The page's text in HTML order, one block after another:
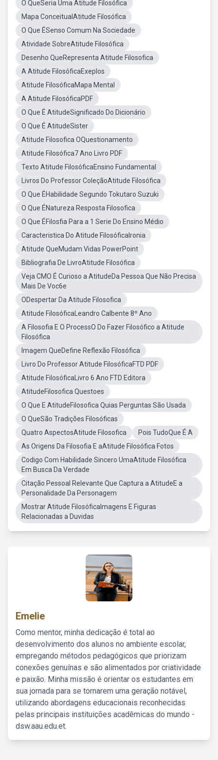
O QueSeria Uma Atitude Filosófica
Mapa ConceitualAtitude Filosófica
O Que ÉSenso Comum Na Sociedade
Atividade SobreAtitude Filosófica
Desenho QueRepresenta Atitude Filosofica
A Atitude FilosóficaExeplos
Atitude FilosóficaMapa Mental
A Atitude FilosóficaPDF
O Que É AtitudeSignificado Do Dicionário
O Que É AtitudeSister
Atitude Filosofica OQuestionamento
Atitude Filosófica7 Ano Livro PDF
Texto Atitude FilosóficaEnsino Fundamental
Livros Do Professor ColeçãoAtitude Filosófica
O Que ÉHabilidade Segundo Tokutaro Suzuki
O Que ÉNatureza Resposta Filosofica
O Que ÉFilosfia Para a 1 Serie Do Ensino Médio
Caracteristica Do Atitude FilosóficaIronia
Atitude QueMudam Vidas PowerPoint
Bibliografia De LivroAtitude Filosófica
Veja CMO É Curioso a AtitudeDa Pessoa Que Não Precisa
Mais De Voc6e
ODespertar Da Atitude Filosofica
Atitude FilosóficaLeandro Calbente 8º Ano
A Filosofia E O ProcessO Do Fazer Filosófico a Atitude
Filosófica
Imagem QueDefine Reflexão Filosófica
Livro Do Professor Atitude FilosóficaFTD PDF
Atitude FilosóficaLivro 6 Ano FTD Editora
AtitudeFilosofica Questoes
O Que E AtitudeFilosofica Quias Perguntas São Usada
O QueSão Tradições Filosóficas
Quatro AspectosAtitude Filosofica
Pois TudoQue É A
As Origens Da Filosofia E aAtitude Filosófica Fotos
Codigo Com Habilidade Sincero UmaAtitude Filosófica
Em Busca Da Verdade
Citação Pessoal Relevante Que Captura a AtitudeE a
Personalidade Da Personagem
Mostrar Atitude FilosóficaImagens E Figuras
Relacionadas a Duvidas
Emelie
Como mentor, minha dedicação é total ao
desenvolvimento dos alunos no ambiente escolar,
empregando métodos pedagógicos que priorizam
conexões genuínas e são alimentados por criatividade
e paixão. Minha missão é orientar os estudantes em
sua jornada para se tornarem uma geração notável,
utilizando abordagens educacionais reconhecidas
pelas principais instituições acadêmicas do mundo -
dsw.aau.edu.et.